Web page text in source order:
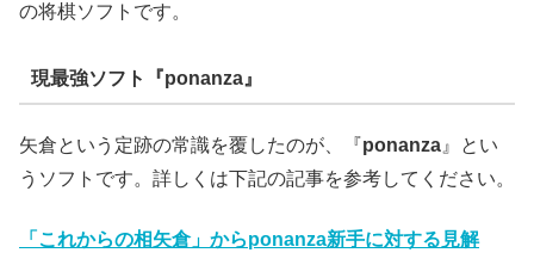
の将棋ソフトです。
現最強ソフト『ponanza』
矢倉という定跡の常識を覆したのが、『ponanza 』とい
うソフトです。詳しくは下記の記事を参考してください。
「これからの相矢倉」からponanza新手に対する見解